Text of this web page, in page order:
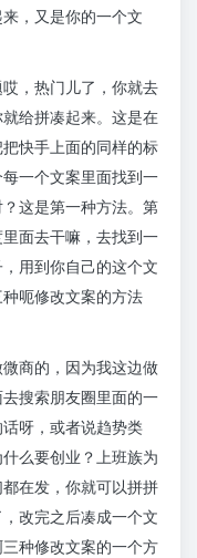
，又是你的一个文
，热门儿了，你就去
给拼凑起来。这是在
快手上面的同样的标
一个文案里面找到一
这是第一种方法。第
面去干嘛，去找到一
用到你自己的这个文
呃修改文案的方法
商的，因为我这边做
搜索朋友圈里面的一
呀，或者说趋势类
么要创业？上班族为
在发，你就可以拼拼
改完之后凑成一个文
种修改文案的一个方